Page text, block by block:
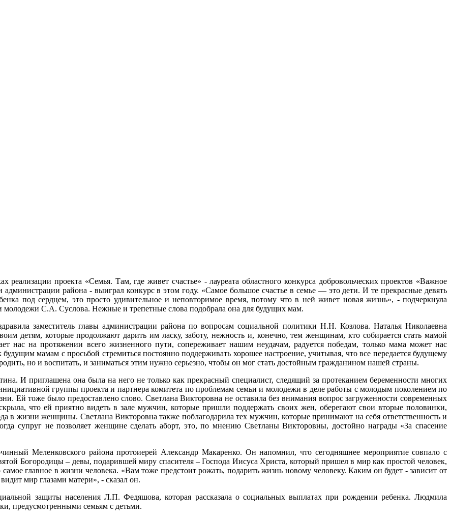
проекта «Семья. Там, где живет счастье» - лауреата областного конкурса добровольческих проектов «Важное
района - выиграл конкурс в этом году. «Самое большое счастье в семье — это дети. И те прекрасные девять
под сердцем, это просто удивительное и неповторимое время, потому что в ней живет новая жизнь», - подчеркнула
молодежи С.А. Суслова. Нежные и трепетные слова подобрала она для будущих мам.
заместитель главы администрации района по вопросам социальной политики Н.Н. Козлова. Наталья Николаевна
детям, которые продолжают дарить им ласку, заботу, нежность и, конечно, тем женщинам, кто собирается стать мамой
нас на протяжении всего жизненного пути, сопереживает нашим неудачам, радуется победам, только мама может нас
мамам с просьбой стремиться постоянно поддерживать хорошее настроение, учитывая, что все передается будущему
но и воспитать, и заниматься этим нужно серьезно, чтобы он мог стать достойным гражданином нашей страны.
И приглашена она была на него не только как прекрасный специалист, следящий за протеканием беременности многих
группы проекта и партнера комитета по проблемам семьи и молодежи в деле работы с молодым поколением по
Ей тоже было предоставлено слово. Светлана Викторовна не оставила без внимания вопрос загруженности современных
что ей приятно видеть в зале мужчин, которые пришли поддержать своих жен, оберегают свои вторые половинки,
в жизни женщины. Светлана Викторовна также поблагодарила тех мужчин, которые принимают на себя ответственность и
супруг не позволяет женщине сделать аборт, это, по мнению Светланы Викторовны, достойно награды «За спасение
Меленковского района протоиерей Александр Макаренко. Он напомнил, что сегодняшнее мероприятие совпало с
Богородицы – девы, подарившей миру спасителя – Господа Иисуса Христа, который пришел в мир как простой человек,
главное в жизни человека. «Вам тоже предстоит рожать, подарить жизнь новому человеку. Каким он будет - зависит от
мир глазами матери», - сказал он.
защиты населения Л.П. Федяшова, которая рассказала о социальных выплатах при рождении ребенка. Людмила
предусмотренными семьям с детьми.